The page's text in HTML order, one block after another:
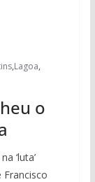
,Lagoa,
o
‘luta’
Francisco